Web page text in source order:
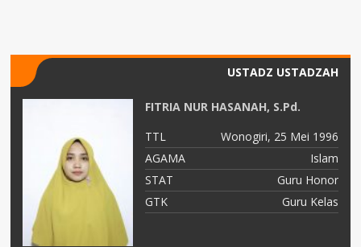
USTADZ USTADZAH
FITRIA NUR HASANAH, S.Pd.
TTL
Wonogiri, 25 Mei 1996
AGAMA
Islam
STAT
Guru Honor
GTK
Guru Kelas